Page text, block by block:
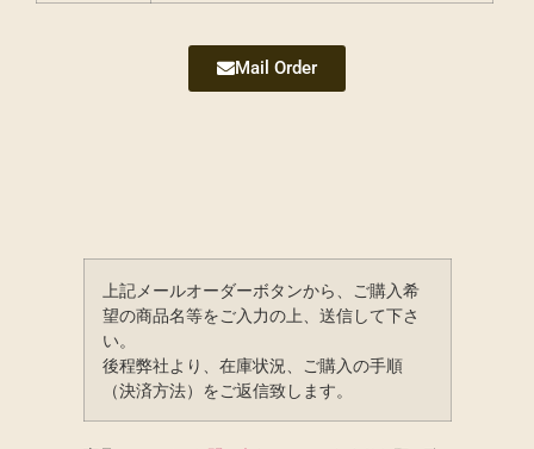
Mail Order
上記メールオーダーボタンから、ご購入希
望の商品名等をご入力の上、送信して下さ
い。
後程弊社より、在庫状況、ご購入の手順
（決済方法）をご返信致します。